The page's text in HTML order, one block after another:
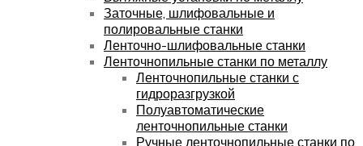
Заточные, шлифовальные и
полировальные станки
Ленточно-шлифовальные станки
Ленточнопильные станки по металлу
Ленточнопильные станки с
гидроразгрузкой
Полуавтоматические
ленточнопильные станки
Ручные ленточнопильные станки по